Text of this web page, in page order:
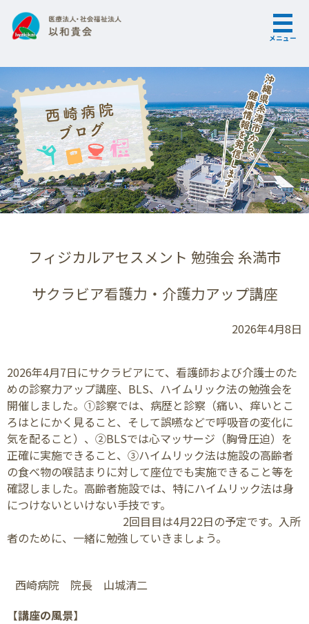
フィジカルアセスメント 勉強会 糸満市
サクラビア看護力・介護力アップ講座
2026年4月8日
2026年4月7日にサクラビアにて、看護師および介護士のた
めの診察力アップ講座、 BLS、ハイムリック法の勉強会を
開催しました。①診察では、病歴と診察（痛い、痒いとこ
ろはとにかく見ること、そして誤嚥などで呼吸音の変化に
気を配ること）、②BLSでは心マッサージ（胸骨圧迫）を
正確に実施できること、③ハイムリック法は施設の高齢者
の食べ物の喉詰まりに対して座位でも実施できること等を
確認しました。高齢者施設では、特にハイムリック法は身
につけないといけない手技です。
2回目目は4月22日の予定です。入所
者のために、一緒に勉強していきましょう。
西崎病院 院長 山城清二
【講座の風景】
メニュー